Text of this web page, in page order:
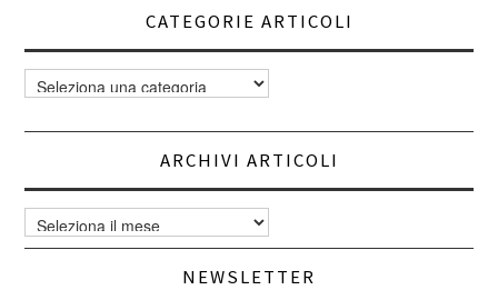
CATEGORIE ARTICOLI
Categorie
articoli
ARCHIVI ARTICOLI
Archivi
articoli
NEWSLETTER